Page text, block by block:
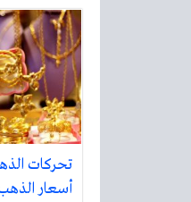
تحركات
أسعار الذهب